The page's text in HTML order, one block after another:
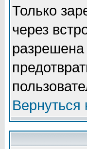
Только
через
Вернуться